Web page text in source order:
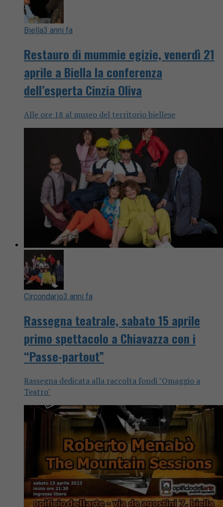
Biella3 anni fa
Restauro di mummie egizie, venerdì 21
aprile a Biella la conferenza
dell’esperta Cinzia Oliva
Alle ore 18 al museo del territorio biellese
Circondario3 anni fa
Rassegna teatrale, sabato 15 aprile
primo spettacolo a Chiavazza con i
“Passe-partout”
Rassegna dedicata alla raccolta fondi "Omaggio a
Teatro"